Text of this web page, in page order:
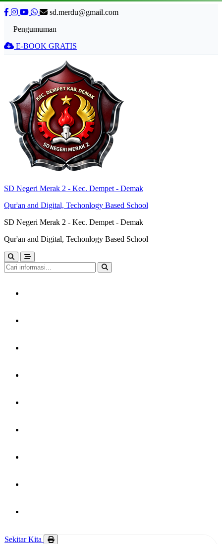
sd.merdu@gmail.com
Pengumuman
E-BOOK GRATIS
SD Negeri Merak 2 - Kec. Dempet - Demak
Qur'an and Digital, Techonlogy Based School
SD Negeri Merak 2 - Kec. Dempet - Demak
Qur'an and Digital, Techonlogy Based School
Sekitar Kita